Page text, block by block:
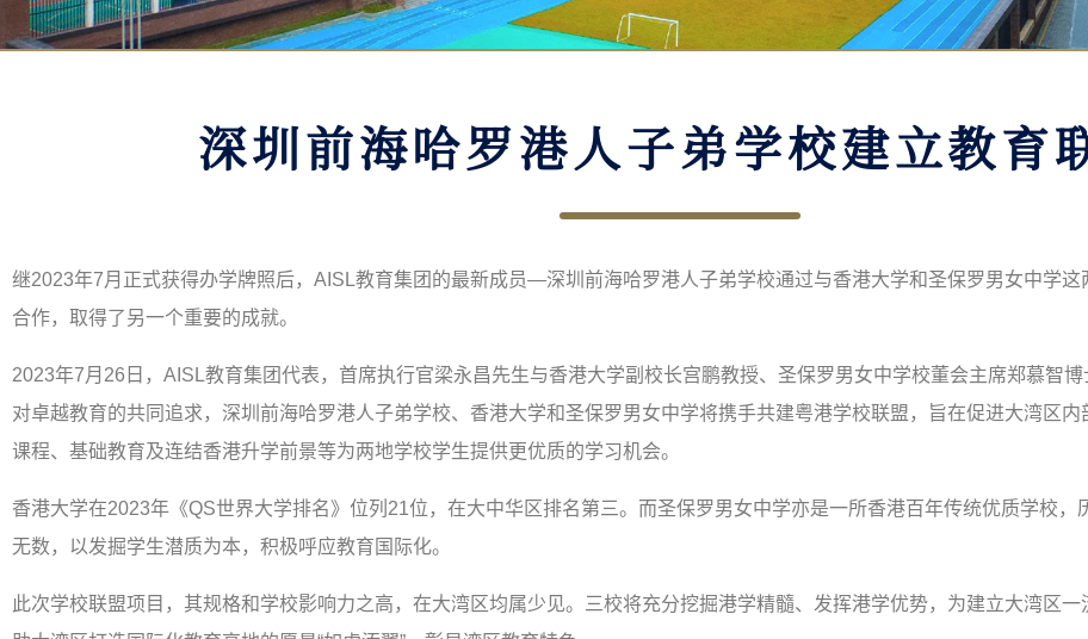
深圳前海哈罗港人子弟学校建立教育
继2023年7月正式获得办学牌照后， AISL教育集团的最新成员—深圳前海哈罗港人子弟学校通过与香港大学和圣保罗男女中学
合作，取得了另一个重要的成就。
2023年7月 26 日， AISL教育集团代表，首席执行官梁永昌先生与香港大学副校长宫鹏教授、圣保罗男女中学校董会主席郑慕智
对卓越教育的共同追求，深圳前海哈罗港人子弟学校、香港大学和圣保罗男女中学将携手共建粤港学校联盟，旨在促进大湾区
课程、基础教育及连结香港升学前景等为两地学校学生提供更优质的学习机会。
香港大学在2023年《QS世界大学排名》位列 21位，在大中华区排名第三。而圣保罗男女中学亦是一所香港百年传统优质学校，
无数，以发掘学生潜质为本，积极呼应教育国际化。
此次学校联盟项目，其规格和学校影响力之高，在大湾区均属少见。三校将充分挖掘港学精髓、发挥港学优势，为建立大湾区一